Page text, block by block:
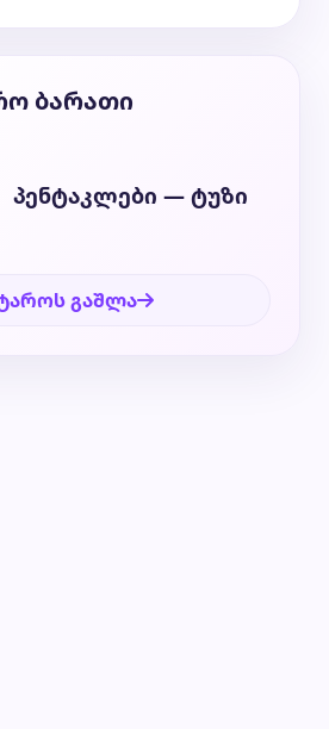
ბარათი
პენტაკლები — ტუზი
გაშლა